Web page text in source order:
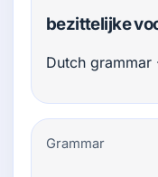
bezittelijke
Dutch grammar
Grammar